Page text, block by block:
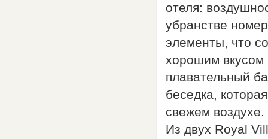
отеля:
убранстве
элементы, что
хорошим
плавательный
беседка,
свежем воздухе.
Из двух Royal